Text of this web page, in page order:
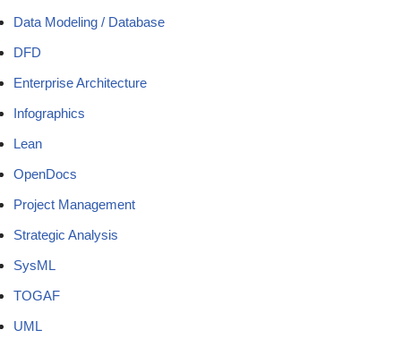
Data Modeling / Database
DFD
Enterprise Architecture
Infographics
Lean
OpenDocs
Project Management
Strategic Analysis
SysML
TOGAF
UML